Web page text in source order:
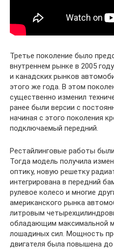
Третье поколение было
внутреннем рынке в 2005
и канадских рынков
этого же года. В этом
существенно изменил
ранее были версии с
начиная с этого поколения
подключаемый передний.
Рестайлинговые работы
Тогда модель получила
оптику, новую решетку
интегрирована в передний
рулевое колесо и многие
американского рынка
литровым
обладающим максимальной
лошадиных сил. Мощность
двигателя была повышена